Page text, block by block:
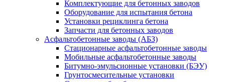
Комплектующие для бетонных заводов
Оборудование для испытания бетона
Установки рециклинга бетона
Запчасти для бетонных заводов
Асфальтобетонные заводы (АБЗ)
Стационарные асфальтобетонные заводы
Мобильные асфальтобетонные заводы
Битумно-эмульсионные установки (БЭУ)
Грунтосмесительные установки